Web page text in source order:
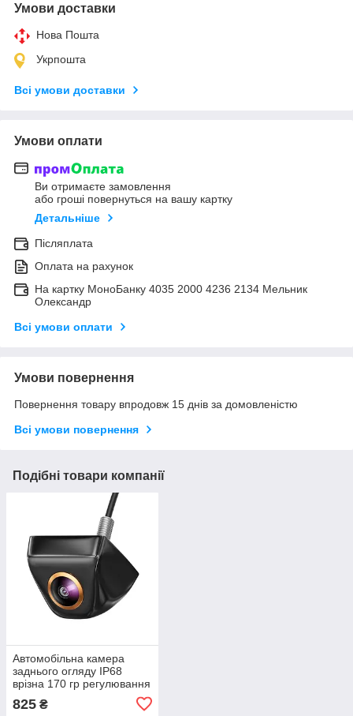
Умови доставки
Нова Пошта
Укрпошта
Всі умови доставки
Умови оплати
Ви отримаєте замовлення
або гроші повернуться на вашу картку
Детальніше
Післяплата
Оплата на рахунок
На картку МоноБанку 4035 2000 4236 2134 Мельник
Олександр
Всі умови оплати
Умови повернення
Повернення товару впродовж 15 днів за домовленістю
Всі умови повернення
Подібні товари компанії
Автомобільна камера
заднього огляду IP68
врізна 170 гр регулювання
825 ₴